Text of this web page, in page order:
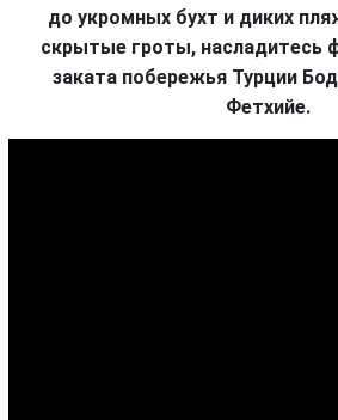
до укромных бухт и диких
скрытые гроты, насладитесь
заката побережья Турции
Фетхийе.